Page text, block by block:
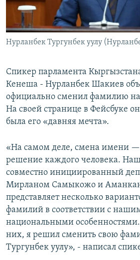
Нурланбек Тургунбек уулу
Спикер парламента
Кенеша - Нурланбек Шакиев
официально сменил фамилию на
На своей странице в Фейсбуке
была его «давняя мечта».
«На самом деле, смена имени —
решение каждого человека.
совместно инициированный
Мирланом Самыкожо и
представляет несколько
фамилий в соответствии с
национальными
них, я решил сменить свою
Тургунбек уулу», - написал